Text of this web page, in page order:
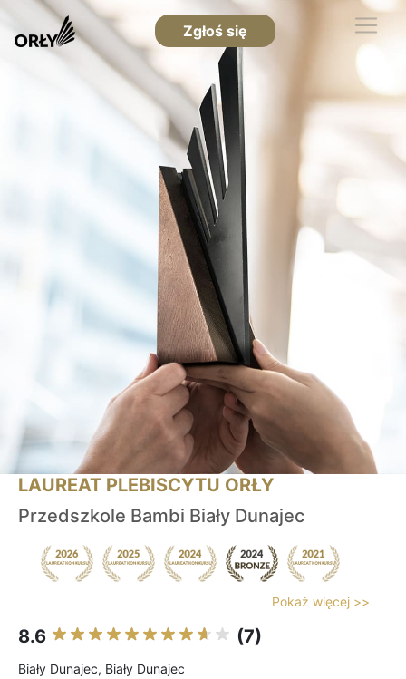
Zgłoś się
LAUREAT PLEBISCYTU ORŁY
Przedszkole Bambi Biały Dunajec
Pokaż więcej >>
8.6 (7)
Biały Dunajec, Biały Dunajec